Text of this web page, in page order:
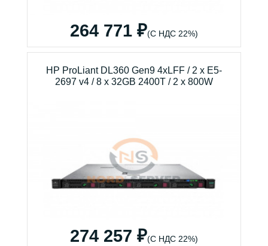
264 771 ₽(С НДС 22%)
HP ProLiant DL360 Gen9 4xLFF / 2 x E5-
2697 v4 / 8 x 32GB 2400T / 2 x 800W
274 257 ₽(С НДС 22%)